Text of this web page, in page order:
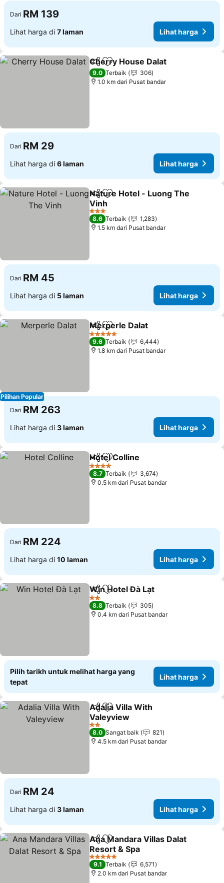
Dari RM 139
Lihat harga di 7 laman Lihat harga
KongsiTambah ke favorit
Cherry House Dalat
9.0 Terbaik
306
1.0 km dari Pusat bandar
Dari RM 29
Lihat harga di 6 laman Lihat harga
KongsiTambah ke favorit
Nature Hotel - Luong The
Vinh
Lihat harga
3 Bintang
8.6 Terbaik
1,283
1.5 km dari Pusat bandar
Dari RM 45
Lihat harga di 5 laman Lihat harga
Pilihan Popular
KongsiTambah ke favorit
Merperle Dalat
5 Bintang
9.6 Terbaik
6,444
1.8 km dari Pusat bandar
Dari RM 263
Lihat harga di 3 laman Lihat harga
KongsiTambah ke favorit
Hotel Colline
4 Bintang
8.7 Terbaik
3,674
0.5 km dari Pusat bandar
Dari RM 224
Lihat harga di 10 laman Lihat harga
KongsiTambah ke favorit
Win Hotel Đà Lạt
2 Bintang
8.8 Terbaik
305
0.4 km dari Pusat bandar
Pilih tarikh untuk melihat harga yang
tepat
Lihat harga
KongsiTambah ke favorit
Adalia Villa With
Valeyview
Lihat harga
2 Bintang
8.0 Sangat baik
821
4.5 km dari Pusat bandar
Dari RM 24
Lihat harga di 3 laman Lihat harga
KongsiTambah ke favorit
Ana Mandara Villas Dalat
Resort & Spa
Lihat harga
5 Bintang
9.1 Terbaik
6,571
2.0 km dari Pusat bandar